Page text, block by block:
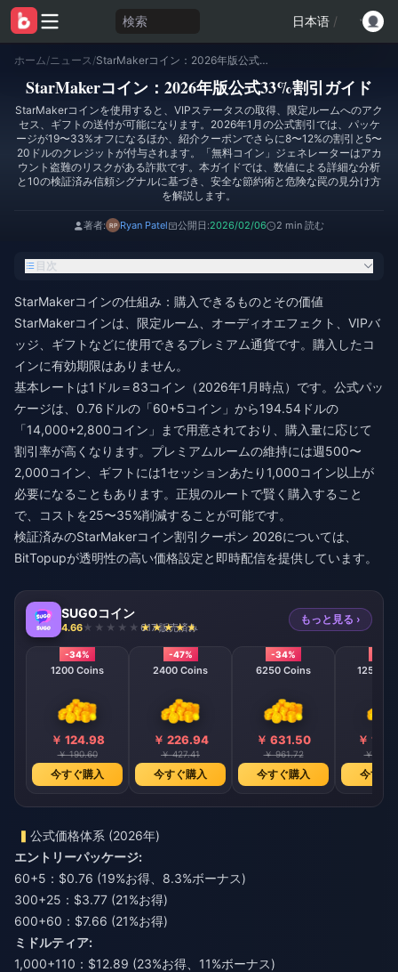
検索 日本语 /
ホーム/ニュース / StarMakerコイン：2026年版公式33%割引ガイド
StarMakerコイン：2026年版公式33%割引ガイド
StarMakerコインを使用すると、VIPステータスの取得、限定ルームへのアク
セス、ギフトの送付が可能になります。2026年1月の公式割引では、パッケ
ージが19〜33%オフになるほか、紹介クーポンでさらに8〜12%の割引と5〜
20ドルのクレジットが付与されます。「無料コイン」ジェネレーターはアカ
ウント盗難のリスクがある詐欺です。本ガイドでは、数値による詳細な分析
と10の検証済み信頼シグナルに基づき、安全な節約術と危険な罠の見分け方
を解説します。
著者: Ryan Patel 公開日:2026/02/06 2 min 読む
目次
StarMakerコインの仕組み：購入できるものとその価値
StarMakerコインは、限定ルーム、オーディオエフェクト、VIPバ
ッジ、ギフトなどに使用できるプレミアム通貨です。購入したコ
インに有効期限はありません。
基本レートは1ドル＝83コイン（2026年1月時点）です。公式パッ
ケージは、0.76ドルの「60+5コイン」から194.54ドルの
「14,000+2,800コイン」まで用意されており、購入量に応じて
割引率が高くなります。プレミアムルームの維持には週500〜
2,000コイン、ギフトには1セッションあたり1,000コイン以上が
必要になることもあります。正規のルートで賢く購入すること
で、コストを25〜35%削減することが可能です。
検証済みのStarMakerコイン割引クーポン 2026については、
BitTopupが透明性の高い価格設定と即時配信を提供しています。
SUGOコイン
4.66 617 販売済み
もっと見る ›
-34%
1200 Coins
￥ 124.98
￥ 190.60
今すぐ購入
-47%
2400 Coins
￥ 226.94
￥ 427.41
今すぐ購入
-34%
6250 Coins
￥ 631.50
￥ 961.72
今すぐ購入
12500
￥
￥
今すぐ
公式価格体系 (2026年)
エントリーパッケージ:
60+5：$0.76 (19%お得、8.3%ボーナス)
300+25：$3.77 (21%お得)
600+60：$7.66 (21%お得)
ミドルティア:
1,000+110：$12.89 (23%お得、11%ボーナス)